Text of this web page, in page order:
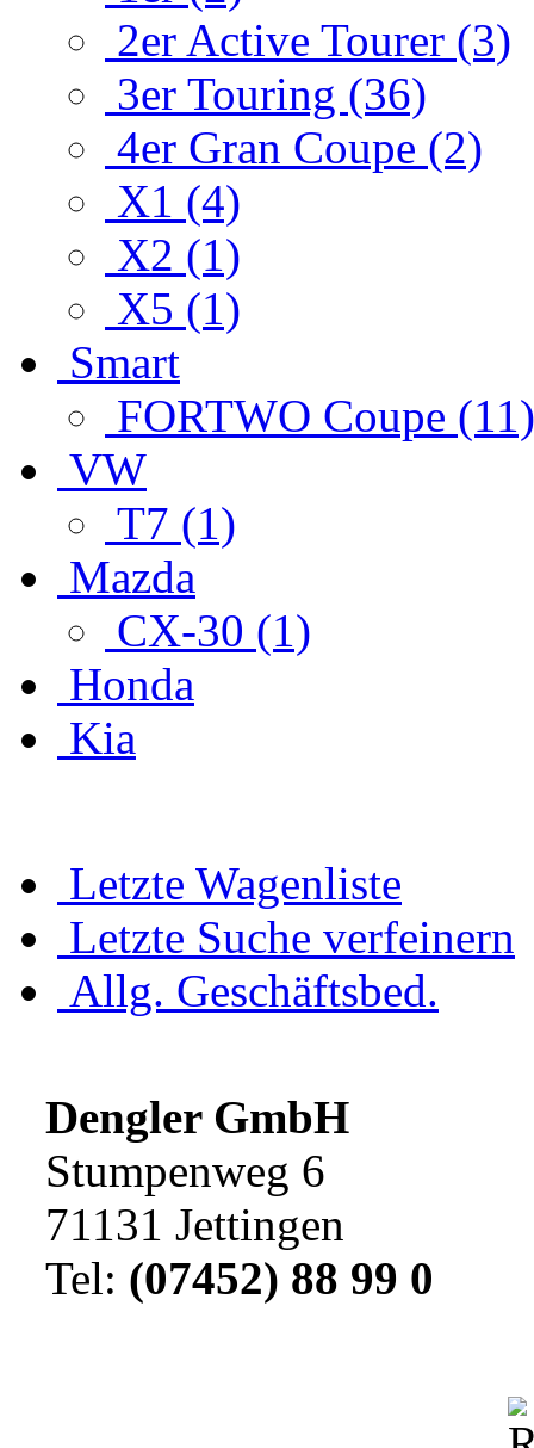
2er Active Tourer (3)
3er Touring (36)
4er Gran Coupe (2)
X1 (4)
X2 (1)
X5 (1)
Smart
FORTWO Coupe (11)
VW
T7 (1)
Mazda
CX-30 (1)
Honda
Kia
Letzte Wagenliste
Letzte Suche verfeinern
Allg. Geschäftsbed.
Dengler GmbH
Stumpenweg 6
71131 Jettingen
Tel: (07452) 88 99 0